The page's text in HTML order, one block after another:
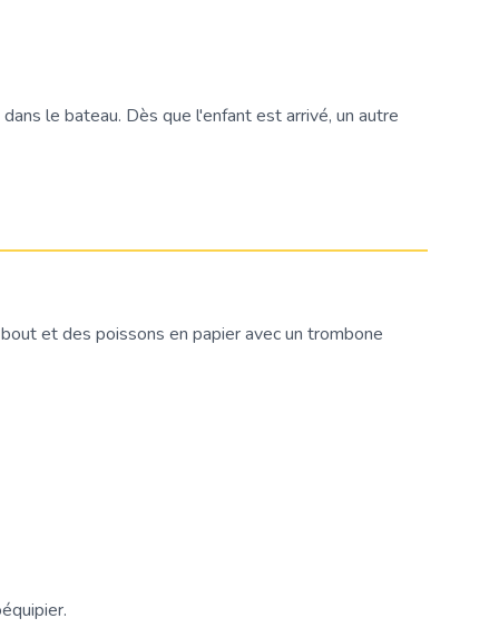
le bateau. Dès que l'enfant est arrivé, un autre
et des poissons en papier avec un trombone